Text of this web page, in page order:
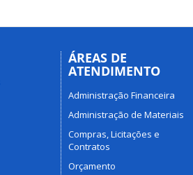
ÁREAS DE
ATENDIMENTO
Administração Financeira
Administração de Materiais
Compras, Licitações e
Contratos
Orçamento